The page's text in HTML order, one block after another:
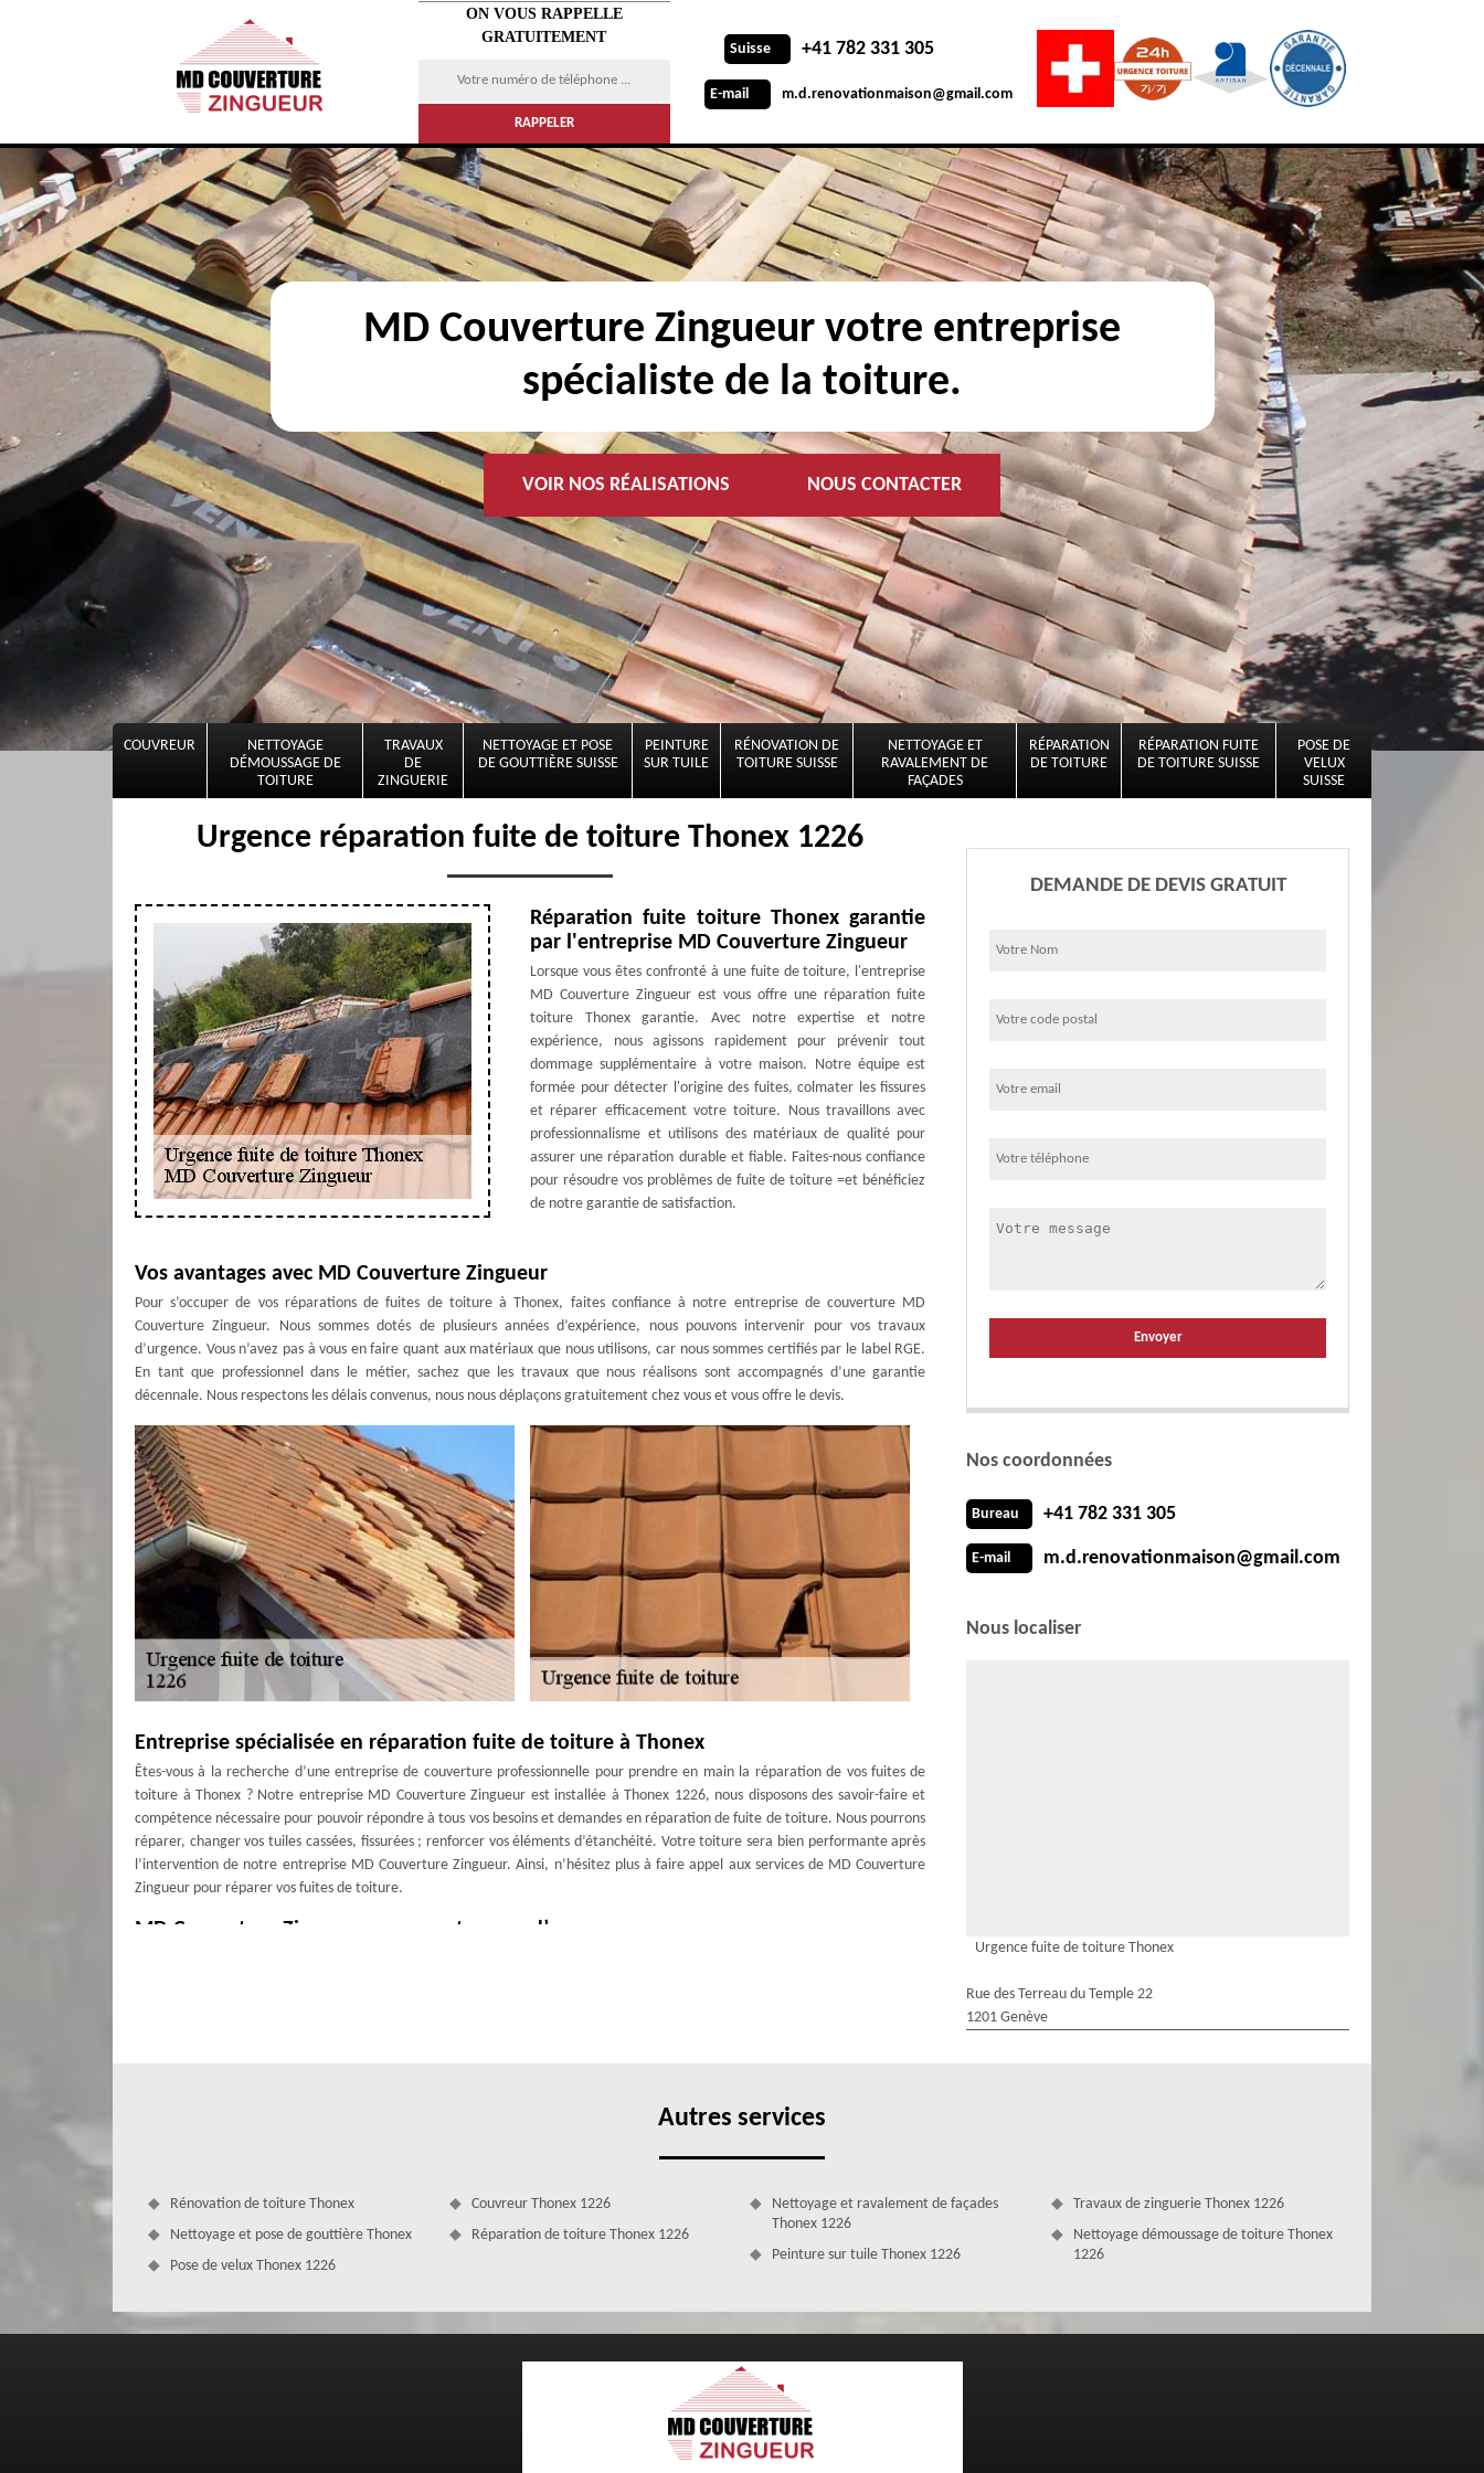
ON VOUS RAPPELLE
GRATUITEMENT
Suisse +41 782 331 305
E-mail m.d.renovationmaison@gmail.com
MD Couverture Zingueur votre entreprise
spécialiste de la toiture.
VOIR NOS RÉALISATIONS NOUS CONTACTER
COUVREUR
NETTOYAGE
DÉMOUSSAGE DE
TOITURE
TRAVAUX
DE
ZINGUERIE
NETTOYAGE ET POSE
DE GOUTTIÈRE SUISSE
PEINTURE
SUR TUILE
RÉNOVATION DE
TOITURE SUISSE
NETTOYAGE ET
RAVALEMENT DE
FAÇADES
RÉPARATION
DE TOITURE
RÉPARATION FUITE
DE TOITURE SUISSE
POSE DE
VELUX
SUISSE
Urgence réparation fuite de toiture Thonex 1226
Réparation fuite toiture Thonex garantie
par l'entreprise MD Couverture Zingueur
Lorsque vous êtes confronté à une fuite de toiture, l'entreprise
MD Couverture Zingueur est vous offre une réparation fuite
toiture Thonex garantie. Avec notre expertise et notre
expérience, nous agissons rapidement pour prévenir tout
dommage supplémentaire à votre maison. Notre équipe est
formée pour détecter l'origine des fuites, colmater les fissures
et réparer efficacement votre toiture. Nous travaillons avec
professionnalisme et utilisons des matériaux de qualité pour
assurer une réparation durable et fiable. Faites-nous confiance
pour résoudre vos problèmes de fuite de toiture =et bénéficiez
de notre garantie de satisfaction.
Vos avantages avec MD Couverture Zingueur
Pour s’occuper de vos réparations de fuites de toiture à Thonex, faites confiance à notre entreprise de couverture MD
Couverture Zingueur. Nous sommes dotés de plusieurs années d’expérience, nous pouvons intervenir pour vos travaux
d’urgence. Vous n’avez pas à vous en faire quant aux matériaux que nous utilisons, car nous sommes certifiés par le label RGE.
En tant que professionnel dans le métier, sachez que les travaux que nous réalisons sont accompagnés d’une garantie
décennale. Nous respectons les délais convenus, nous nous déplaçons gratuitement chez vous et vous offre le devis.
Entreprise spécialisée en réparation fuite de toiture à Thonex
Êtes-vous à la recherche d’une entreprise de couverture professionnelle pour prendre en main la réparation de vos fuites de
toiture à Thonex ? Notre entreprise MD Couverture Zingueur est installée à Thonex 1226, nous disposons des savoir-faire et
compétence nécessaire pour pouvoir répondre à tous vos besoins et demandes en réparation de fuite de toiture. Nous pourrons
réparer, changer vos tuiles cassées, fissurées ; renforcer vos éléments d’étanchéité. Votre toiture sera bien performante après
l’intervention de notre entreprise MD Couverture Zingueur. Ainsi, n’hésitez plus à faire appel aux services de MD Couverture
Zingueur pour réparer vos fuites de toiture.
MD Couverture Zingueur pour vos travaux d’urgences
Choisissez MD Couverture Zingueur pour la réparation fuite de toiture
Une réparation de fuite de toiture est une intervention difficile à réaliser qui requiert des savoir-faire et compétence
particulière. Pour bénéficier d’un résultat de travail aux normes, conçues selon les règles de l’art, n’hésitez pas à faire appel à
DEMANDE DE DEVIS GRATUIT
Nos coordonnées
Bureau +41 782 331 305
E-mail m.d.renovationmaison@gmail.com
Nous localiser
Urgence fuite de toiture Thonex
Rue des Terreau du Temple 22
1201 Genève
Autres services
Rénovation de toiture Thonex
Nettoyage et pose de gouttière Thonex
Pose de velux Thonex 1226
Couvreur Thonex 1226
Réparation de toiture Thonex 1226
Nettoyage et ravalement de façades
Thonex 1226
Peinture sur tuile Thonex 1226
Travaux de zinguerie Thonex 1226
Nettoyage démoussage de toiture Thonex
1226